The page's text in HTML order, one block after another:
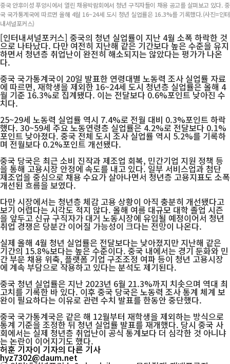
중국 안후이성 푸양시에서 열린 채용박람회에서 청년 구직자들이 채용 공고를 살펴보고 있다. 중
국 국가통계국에 따르면 올해 4월 16~24세 도시 청년 실업률은 16.3%를 기록했다.(사진=인터
내셔널포커스)
[인터내셔널포커스] 중국의 청년 실업률이 지난 4월 소폭 하락한 것
으로 나타났다. 다만 여전히 지난해 같은 기간보다 높은 수준을 유지
하면서 청년층 취업난이 완전히 해소되지는 않았다는 평가가 나온
다.
중국 국가통계국이 20일 발표한 연령대별 노동력 조사 실업률 자료
에 따르면, 재학생을 제외한 16~24세 도시 청년층 실업률은 올해 4
월 기준 16.3%로 집계됐다. 이는 전달보다 0.6%포인트 낮아진 수
치다.
25~29세 노동력 실업률 역시 7.4%로 전월 대비 0.3%포인트 하락
했다. 30~59세 주요 노동연령층 실업률은 4.2%로 전달보다 0.1%
포인트 낮아졌다. 중국 전체 도시 조사 실업률 역시 5.2%를 기록하
며 전월보다 0.2%포인트 개선됐다.
중국 당국은 최근 소비 진작과 제조업 회복, 민간기업 지원 정책 등
을 통해 고용시장 안정에 속도를 내고 있다. 일부 서비스업과 첨단
제조업을 중심으로 채용 수요가 살아나면서 청년층 고용지표도 소폭
개선된 흐름을 보였다.
다만 시장에서는 청년층 체감 고용 상황이 아직 충분히 개선됐다고
보기 어렵다는 시각도 적지 않다. 올해 여름 대규모 대학 졸업 시즌
을 앞두고 신규 구직자가 대거 노동시장에 유입될 예정이어서 청년
취업 경쟁은 당분간 이어질 가능성이 크다는 전망이 나온다.
실제 올해 4월 청년 실업률은 전달보다는 낮아졌지만 지난해 같은
기간의 15.8%보다는 높은 수준이다. 중국 내에서는 경기 둔화와 민
간 부문 채용 위축, 플랫폼 기업 구조조정 여파 등이 청년 고용시장
에 계속 부담으로 작용하고 있다는 분석도 제기된다.
중국 청년 실업률은 지난 2023년 6월 21.3%까지 치솟으며 역대 최
고치를 기록한 바 있다. 이후 중국 당국은 노동력 조사 통계 체계 보
완이 필요하다는 이유로 관련 수치 발표를 한동안 중단했다.
중국 국가통계국은 같은 해 12월부터 재학생을 제외하는 방식으로
통계 기준을 조정한 뒤 청년 실업률 발표를 재개했다. 당시 중국 사
회에서는 실제 청년층 취업난이 공식 통계보다 더 심각한 것 아니냐
는 논란이 이어지기도 했다.
허훈 기자이 기자의 다른 기사
hyz7302@daum.net